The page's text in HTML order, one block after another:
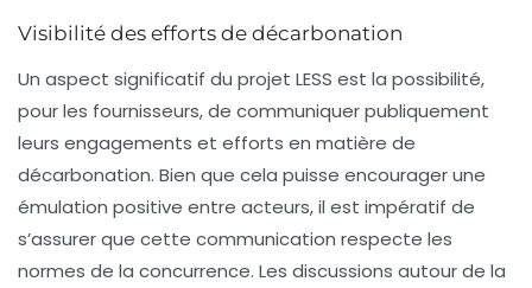
Visibilité des efforts de décarbonation
Un aspect significatif du projet LESS est la possibilité,
pour les fournisseurs, de communiquer publiquement
leurs engagements et efforts en matière de
décarbonation. Bien que cela puisse encourager une
émulation positive entre acteurs, il est impératif de
s’assurer que cette communication respecte les
normes de la concurrence. Les discussions autour de la